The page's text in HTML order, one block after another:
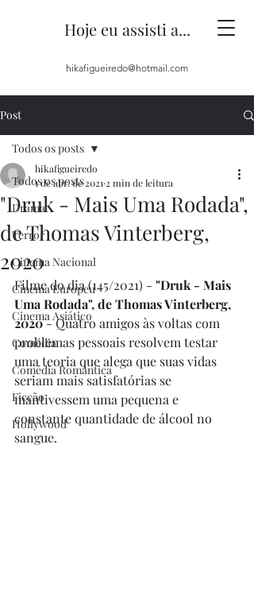
Hoje eu assisti a...
hikafigueiredo@hotmail.com
Post
Todos os posts
Drama
Terror
Cinema Nacional
Cinema Europeu
Cinema Asiático
Comédia
Comédia Romântica
Ficção
Hollywood
Todos os posts
"Druk - Mais Uma Rodada",
de Thomas Vinterberg,
2020
hikafigueiredo
1 de abr. de 2021 2 min de leitura
Filme do dia (145/2021) - "Druk - Mais
Uma Rodada", de Thomas Vinterberg,
2020 - Quatro amigos às voltas com
problemas pessoais resolvem testar
uma teoria que alega que suas vidas
seriam mais satisfatórias se
mantivessem uma pequena e
constante quantidade de álcool no
sangue.